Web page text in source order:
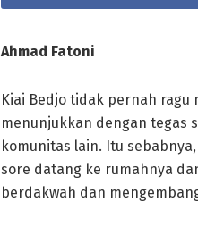
Ahmad Fatoni
Kiai Bedjo tidak pernah ragu
menunjukkan dengan tegas
komunitas lain. Itu
sore datang ke rumahnya
berdakwah dan